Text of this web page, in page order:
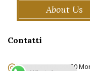
About Us
Contatti
Via Torri 62, 50050